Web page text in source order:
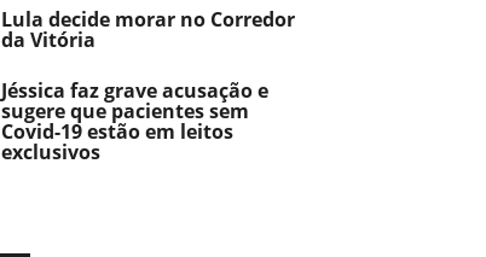
Lula decide morar no Corredor
da Vitória
Jéssica faz grave acusação e
sugere que pacientes sem
Covid-19 estão em leitos
exclusivos